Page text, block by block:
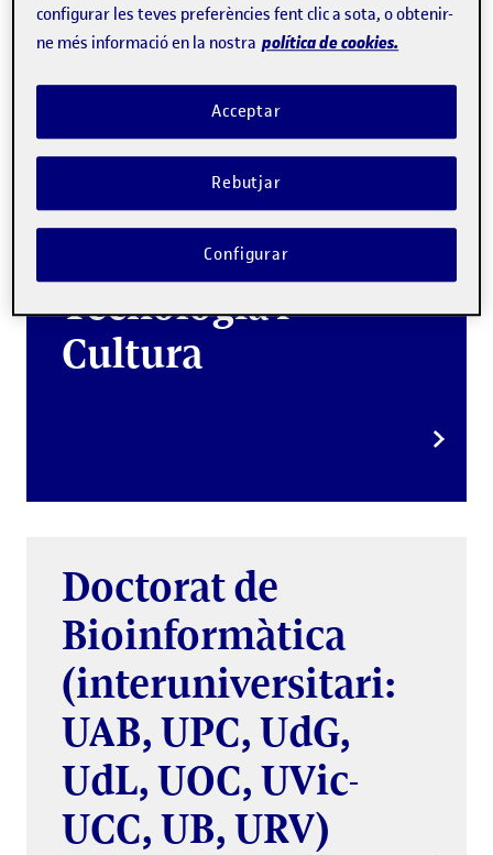
Doctorat de
Societat,
Tecnologia i
Cultura
Doctorat de
Bioinformàtica
(interuniversitari:
UAB, UPC, UdG,
UdL, UOC, UVic-
UCC, UB, URV)
configurar les teves preferències fent clic a sota, o obtenir-
ne més informació en la nostra política de cookies.
Rebutjar
Acceptar
Configurar